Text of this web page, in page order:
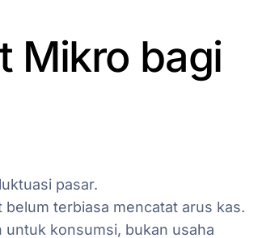
Mikro bagi
pasar.
belum terbiasa mencatat arus kas.
untuk konsumsi, bukan usaha